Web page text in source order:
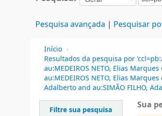
Pesquisa avançada Pesquisar
Início ›
Resultados da pesquisa por
au:MEDEIROS NETO, Elias
au:MEDEIROS NETO, Elias
Adalberto and au:SIMÃO FILHO,
Filtre sua pesquisa
Sua